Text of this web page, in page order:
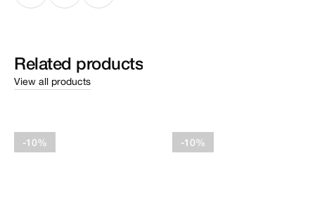
Related products
View all products
-10% -10%